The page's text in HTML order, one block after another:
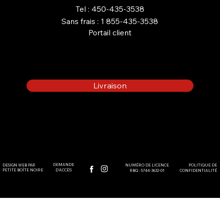
MAISON OU CHALET
Tel : 450-435-3538
Sans frais : 1 855-435-3538
Portail client
Livraison
DESIGN WEB PAR
PETITE BOÎTE NOIRE
DEMANDE
D'ACCÈS
NUMÉRO DE LICENCE
RBQ : 5744-3632-01
POLITIQUE DE
CONFIDENTIALITÉ